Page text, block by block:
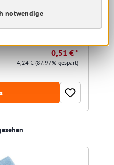
0,51 € *
4,24 €(87.97% gespart)
notwendige